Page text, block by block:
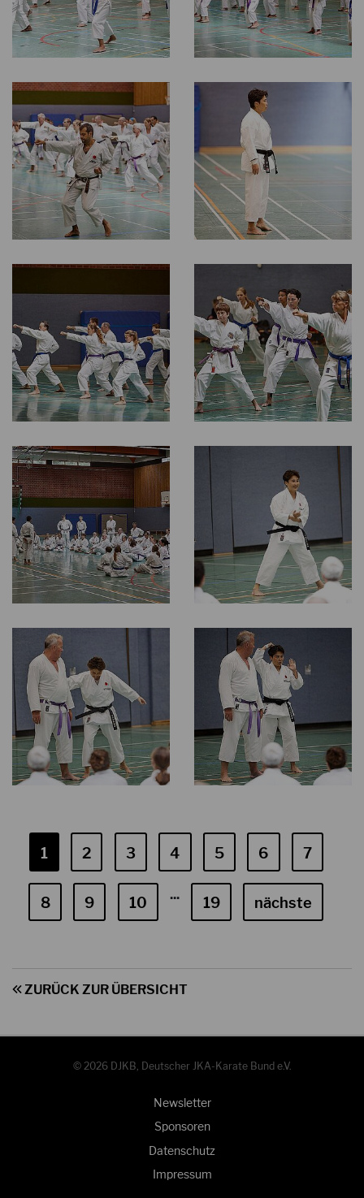
1 2 3 4 5 6 7
8 9 10
...
19 nächste
ZURÜCK ZUR ÜBERSICHT
© 2026 DJKB, Deutscher JKA-Karate Bund e.V.
Newsletter
Sponsoren
Datenschutz
Impressum